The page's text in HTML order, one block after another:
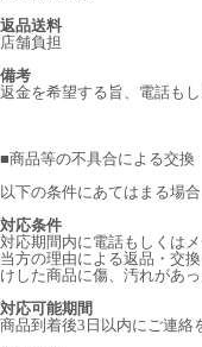
返品送料
店舗負担
備考
返金を希望する旨、電話も
■商品等の不具合による交換
以下の条件にあてはまる場
対応条件
対応期間内に電話もしくは
当方の理由による返品・交
けした商品に傷、汚れがあ
対応可能期間
商品到着後3日以内にご連絡